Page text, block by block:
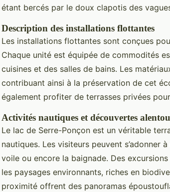
étant bercés par le doux clapotis des
Description des installations flottantes
Les installations flottantes sont conçues
Chaque unité est équipée de commodités
cuisines et des salles de bains. Les
contribuant ainsi à la préservation de cet
également profiter de terrasses privées
Activités nautiques et découvertes
Le lac de Serre-Ponçon est un véritable
nautiques. Les visiteurs peuvent s’adonner
voile ou encore la baignade. Des
les paysages environnants, riches en
proximité offrent des panoramas